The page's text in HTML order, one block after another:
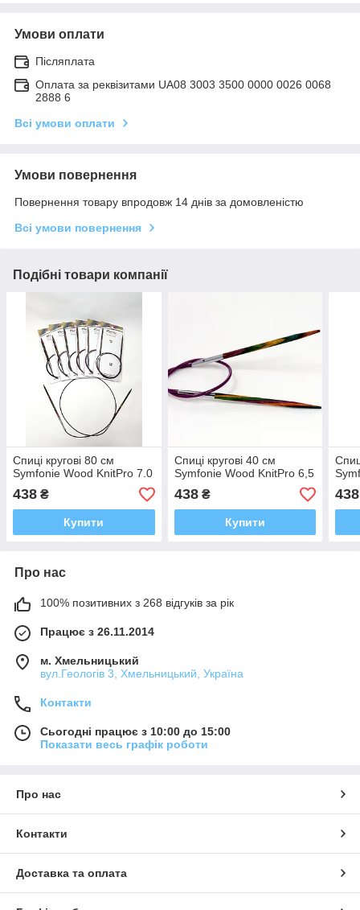
Умови оплати
Післяплата
Оплата за реквізитами UA08 3003 3500 0000 0026 0068
2888 6
Всі умови оплати
Умови повернення
Повернення товару впродовж 14 днів за домовленістю
Всі умови повернення
Подібні товари компанії
Спиці кругові 80 см
Symfonie Wood KnitPro 7.0
438 ₴
Купити
Спиці кругові 40 см
Symfonie Wood KnitPro 6,5
438₴
Купити
438
Про нас
100% позитивних з 268 відгуків за рік
Працює з 26.11.2014
м. Хмельницький
вул.Геологів 3, Хмельницький, Україна
Контакти
Сьогодні працює з 10:00 до 15:00
Показати весь графік роботи
Про нас
Контакти
Доставка та оплата